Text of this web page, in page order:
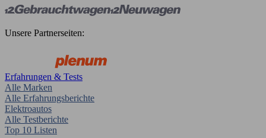
Unsere Partnerseiten:
Erfahrungen & Tests
Alle Marken
Alle Erfahrungsberichte
Elektroautos
Alle Testberichte
Top 10 Listen